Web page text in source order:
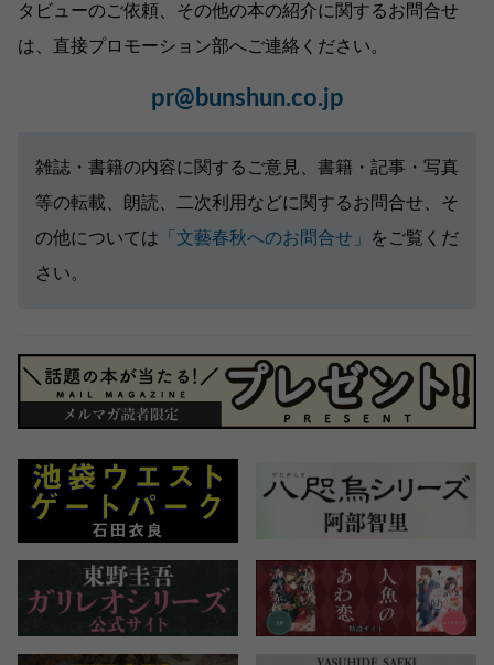
タビューのご依頼、その他の本の紹介に関するお問合せ
は、直接プロモーション部へご連絡ください。
pr@bunshun.co.jp
雑誌・書籍の内容に関するご意見、書籍・記事・写真
等の転載、朗読、二次利用などに関するお問合せ、そ
の他については 「文藝春秋へのお問合せ」
をご覧くだ
さい。